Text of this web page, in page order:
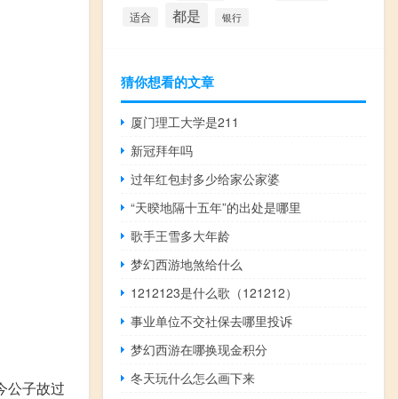
公子故过
适合 都是 银行
猜你想看的文章
厦门理工大学是211
新冠拜年吗
过年红包封多少给家公家婆
“天暌地隔十五年”的出处是哪里
歌手王雪多大年龄
梦幻西游地煞给什么
1212123是什么歌（121212）
事业单位不交社保去哪里投诉
梦幻西游在哪换现金积分
冬天玩什么怎么画下来